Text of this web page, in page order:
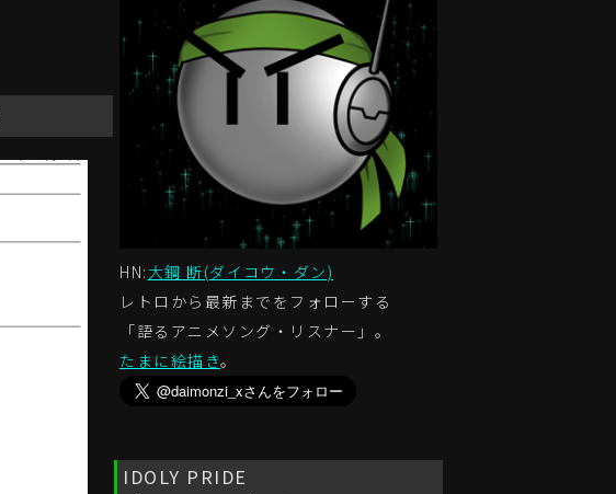
HN: 大鋼 断(ダイコウ・ダン)
レトロから最新までをフォローする
「語るアニメソング・リスナー」。
たまに絵描き。
IDOLY PRIDE